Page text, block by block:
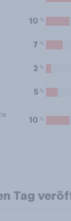
10 %
7 %
2 %
5 %
10 %
Tag